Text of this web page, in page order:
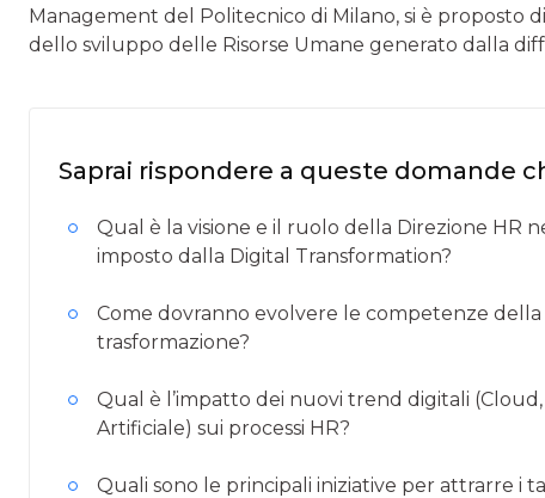
Management del Politecnico di Milano, si è proposto
dello sviluppo delle Risorse Umane generato dalla
Saprai rispondere a queste domande
Qual è la visione e il ruolo della Direzione HR
imposto dalla Digital Transformation?
Come dovranno evolvere le competenze
trasformazione?
Qual è l’impatto dei nuovi trend digitali
Artificiale) sui processi HR?
Quali sono le principali iniziative per attrarre i